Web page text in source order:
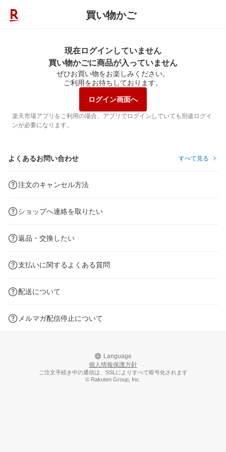
買い物かご
現在ログインしていません
買い物かごに商品が入っていません
ぜひお買い物をお楽しみください。
ご利用をお待ちしております。
ログイン画面へ
楽天市場アプリをご利用の場合、アプリでログインしていても別途ログイ
ンが必要になります。
よくあるお問い合わせ すべて見る
注文のキャンセル方法
ショップへ連絡を取りたい
返品・交換したい
支払いに関するよくある質問
配送について
メルマガ配信停止について
Language
個人情報保護方針
ご注文手続き中の通信は、SSLによりすべて暗号化されます
© Rakuten Group, Inc.